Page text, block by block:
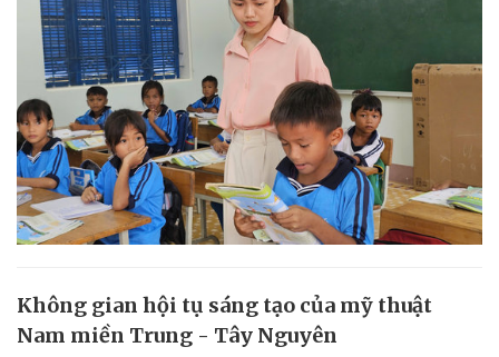
Không gian hội tụ sáng tạo của mỹ thuật
Nam miền Trung - Tây Nguyên